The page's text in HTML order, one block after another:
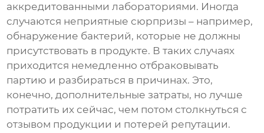
аккредитованными лабораториями. Иногда
случаются неприятные сюрпризы – например,
обнаружение бактерий, которые не должны
присутствовать в продукте. В таких случаях
приходится немедленно отбраковывать
партию и разбираться в причинах. Это,
конечно, дополнительные затраты, но лучше
потратить их сейчас, чем потом столкнуться с
отзывом продукции и потерей репутации.